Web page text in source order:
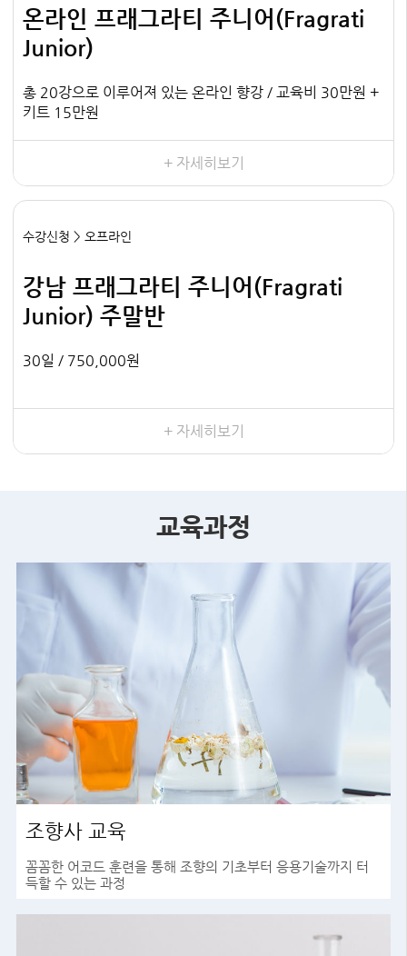
온라인 프래그라티 주니어(Fragrati
Junior)
총 20강으로 이루어져 있는 온라인 향강 / 교육비 30만원 +
키트 15만원
+ 자세히보기
수강신청 > 오프라인
강남 프래그라티 주니어(Fragrati
Junior) 주말반
30일 / 750,000원
+ 자세히보기
교육과정
조향사 교육
꼼꼼한 어코드 훈련을 통해 조향의 기초부터 응용기술까지 터
득할 수 있는 과정
바로가기